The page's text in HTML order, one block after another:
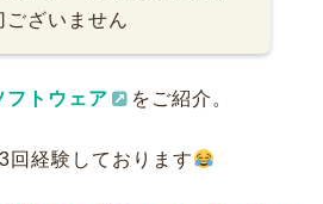
ございません
フトウェア をご紹介。
回経験しております